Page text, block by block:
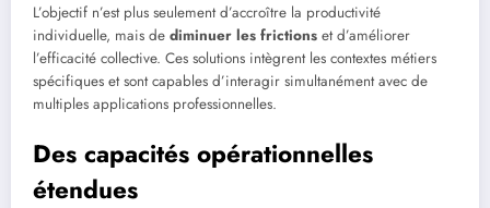
L’objectif n’est plus seulement d’accroître la productivité
individuelle, mais de diminuer les frictions et d’améliorer
l’efficacité collective. Ces solutions intègrent les contextes métiers
spécifiques et sont capables d’interagir simultanément avec de
multiples applications professionnelles.
Des capacités opérationnelles
étendues